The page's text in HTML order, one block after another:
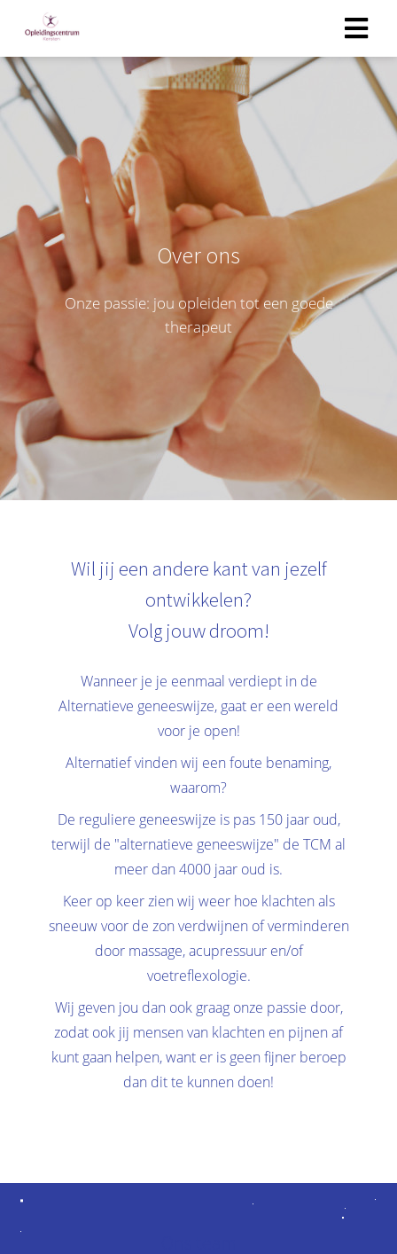
Over ons
Onze passie: jou opleiden tot een goede
therapeut
Wil jij een andere kant van jezelf
ontwikkelen?
Volg jouw droom!
Wanneer je je eenmaal verdiept in de
Alternatieve geneeswijze, gaat er een wereld
voor je open!
Alternatief vinden wij een foute benaming,
waarom?
De reguliere geneeswijze is pas 150 jaar oud,
terwijl de "alternatieve geneeswijze" de TCM al
meer dan 4000 jaar oud is.
Keer op keer zien wij weer hoe klachten als
sneeuw voor de zon verdwijnen of verminderen
door massage, acupressuur en/of
voetreflexologie.
Wij geven jou dan ook graag onze passie door,
zodat ook jij mensen van klachten en pijnen af
kunt gaan helpen, want er is geen fijner beroep
dan dit te kunnen doen!